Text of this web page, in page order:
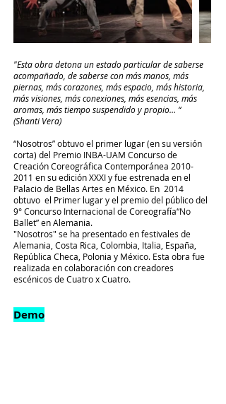
"Esta obra detona un estado particular de saberse
acompañado, de saberse con más manos, más
piernas, más corazones, más espacio, más historia,
más visiones, más conexiones, más esencias, más
aromas, más tiempo suspendido y propio… “
(Shanti Vera)
​“Nosotros” obtuvo el primer lugar (en su versión
corta) del Premio INBA-UAM Concurso de
Creación Coreográfica Contemporánea 2010-
2011 en su edición XXXI y fue estrenada en el
Palacio de Bellas Artes en México. En 2014
obtuvo el Primer lugar y el premio del público del
9° Concurso Internacional de Coreografía“No
Ballet” en Alemania.
​"Nosotros" se ha presentado en festivales de
Alemania, Costa Rica, Colombia, Italia, España,
República Checa, Polonia y México. Esta obra fue
realizada en colaboración con creadores
escénicos de Cuatro x Cuatro.
Demo